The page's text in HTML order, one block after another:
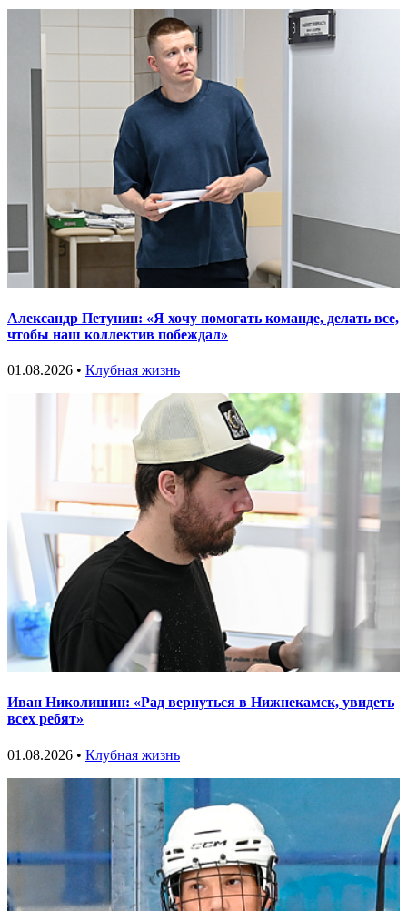
Александр Петунин: «Я хочу помогать команде, делать все,
чтобы наш коллектив побеждал»
01.08.2026 • Клубная жизнь
Иван Николишин: «Рад вернуться в Нижнекамск, увидеть
всех ребят»
01.08.2026 • Клубная жизнь